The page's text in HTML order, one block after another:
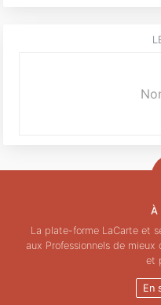
À
La plate-forme LaCarte et
aux Professionnels de
et
En